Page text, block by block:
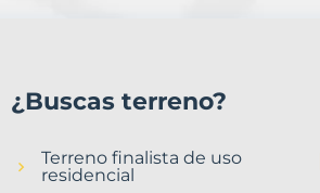
¿Buscas terreno?
Terreno finalista de uso
residencial